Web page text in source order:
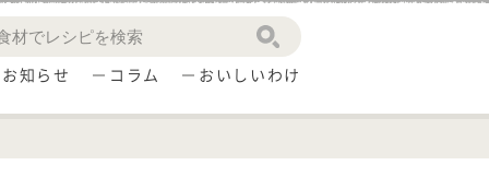
お知らせ コラム おいしいわけ